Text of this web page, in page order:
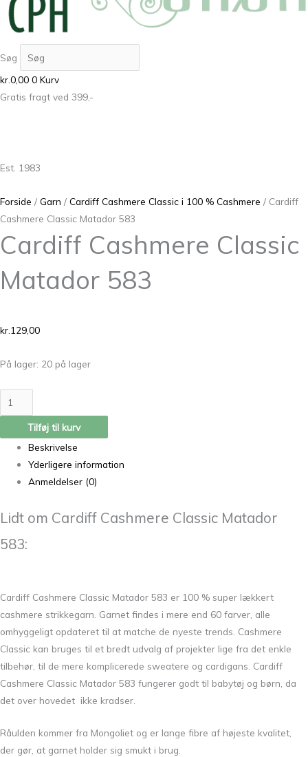
Søg
kr.0,00 0 Kurv
Gratis fragt ved 399,-
Est. 1983
Forside / Garn / Cardiff Cashmere Classic i 100 % Cashmere / Cardiff
Cashmere Classic Matador 583
Cardiff Cashmere Classic
Matador 583
kr. 129,00
På lager: 20 på lager
Tilføj til kurv
Beskrivelse
Yderligere information
Anmeldelser (0)
Lidt om Cardiff Cashmere Classic Matador
583:
Cardiff Cashmere Classic Matador 583 er 100 % super lækkert
cashmere strikkegarn. Garnet findes i mere end 60 farver, alle
omhyggeligt opdateret til at matche de nyeste trends. Cashmere
Classic kan bruges til et bredt udvalg af projekter lige fra det enkle
tilbehør, til de mere komplicerede sweatere og cardigans. Cardiff
Cashmere Classic Matador 583 fungerer godt til babytøj og børn, da
det over hovedet ikke kradser.
Råulden kommer fra Mongoliet og er lange fibre af højeste kvalitet,
der gør, at garnet holder sig smukt i brug.